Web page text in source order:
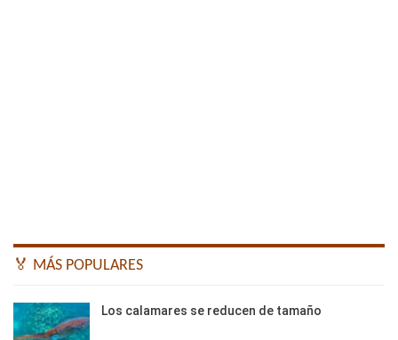
🏅 MÁS POPULARES
Los calamares se reducen de tamaño